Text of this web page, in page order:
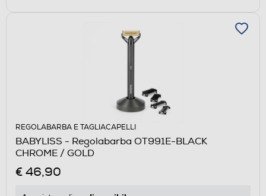
REGOLABARBA E TAGLIACAPELLI
BABYLISS - Regolabarba OT991E-BLACK
CHROME / GOLD
€ 46,90